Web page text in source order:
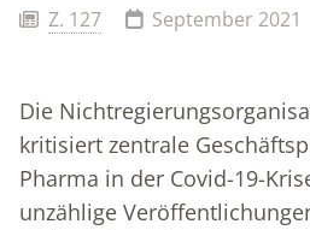
Z. 127
September 2021
Die
kritisiert zentrale
Pharma in der Covid-19-
unzählige